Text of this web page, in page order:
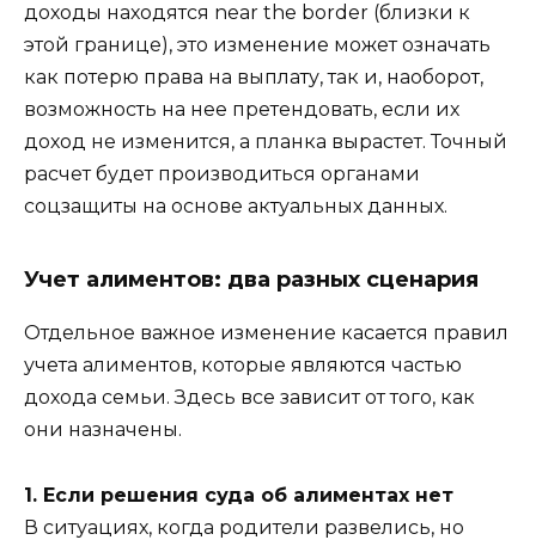
доходы находятся near the border (близки к
этой границе), это изменение может означать
как потерю права на выплату, так и, наоборот,
возможность на нее претендовать, если их
доход не изменится, а планка вырастет. Точный
расчет будет производиться органами
соцзащиты на основе актуальных данных.
Учет алиментов: два разных сценария
Отдельное важное изменение касается правил
учета алиментов, которые являются частью
дохода семьи. Здесь все зависит от того, как
они назначены.
1. Если решения суда об алиментах нет
В ситуациях, когда родители развелись, но